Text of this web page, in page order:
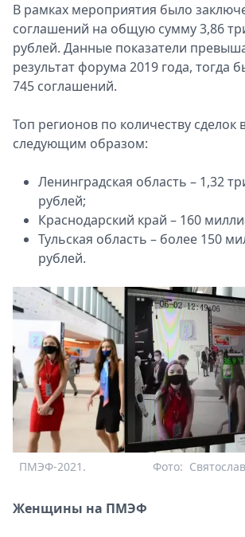
В рамках мероприятия было
соглашений на общую сумму 3,86
рублей. Данные показатели
результат форума 2019 года, тогда
745 соглашений.
Топ регионов по количеству сделок
следующим образом:
Ленинградская область – 1,32
рублей;
Краснодарский край – 160
Тульская область – более 150
рублей.
ПМЭФ-2021. Фото:
Женщины на ПМЭФ